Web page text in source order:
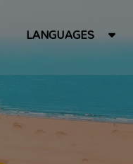
LANGUAGES